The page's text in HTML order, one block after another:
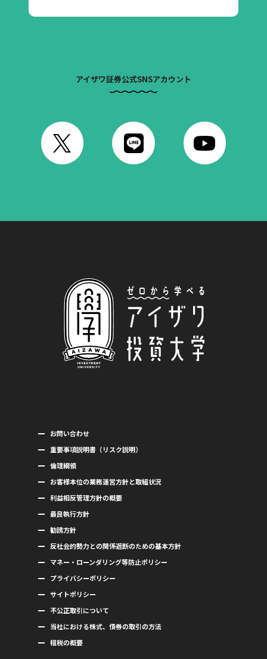
アイザワ証券公式SNSアカウント
お問い合わせ
重要事項説明書（リスク説明）
倫理綱領
お客様本位の業務運営方針と取組状況
利益相反管理方針の概要
最良執行方針
勧誘方針
反社会的勢力との関係遮断のための基本方針
マネー・ローンダリング等防止ポリシー
プライバシーポリシー
サイトポリシー
不公正取引について
当社における株式、債券の取引の方法
租税の概要